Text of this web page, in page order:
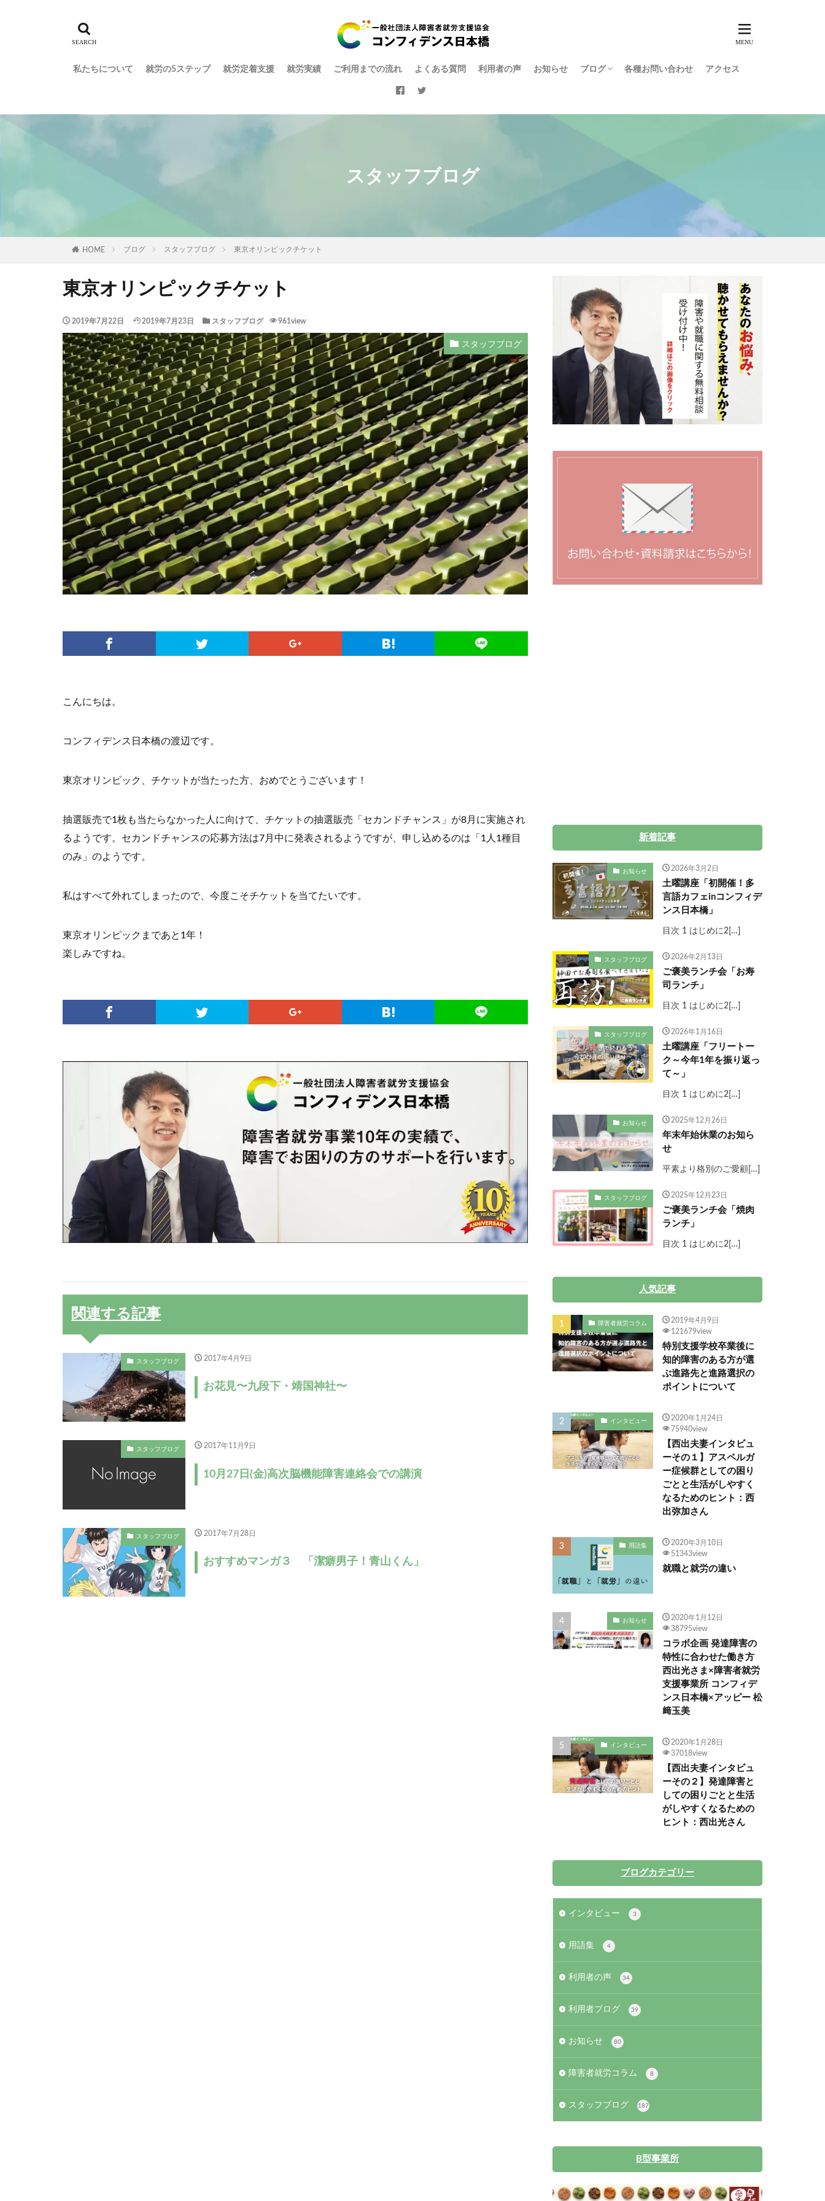
私たちについて 就労の5ステップ 就労定着支援 就労実績 ご利用までの流れ よくある質問 利用者の声 お知らせ ブログ 各種お問い合わせ アクセス
スタッフブログ
HOME ブログ スタッフブログ 東京オリンピックチケット
東京オリンピックチケット
2019年7月22日 2019年7月23日 スタッフブログ 961view
スタッフブログ
こんにちは。
コンフィデンス日本橋の渡辺です。
東京オリンピック、チケットが当たった方、おめでとうございます！
抽選販売で1枚も当たらなかった人に向けて、チケットの抽選販売「セカンドチャンス」が8月に実施され
るようです。セカンドチャンスの応募方法は7月中に発表されるようですが、申し込めるのは「1人1種目
のみ」のようです。
私はすべて外れてしまったので、今度こそチケットを当てたいです。
東京オリンピックまであと1年！
楽しみですね。
関連する記事
スタッフブログ 2017年4月9日
お花見〜九段下・靖国神社〜
スタッフブログ 2017年11月9日
10月27日(金)高次脳機能障害連絡会での講演
スタッフブログ 2017年7月28日
おすすめマンガ３ 「潔癖男子！青山くん」
新着記事
お知らせ 2026年3月2日
土曜講座「初開催！多
言語カフェinコンフィデ
ンス日本橋」
目次 1 はじめに2[…]
スタッフブログ 2026年2月13日
ご褒美ランチ会「お寿
司ランチ」
目次 1 はじめに2[…]
スタッフブログ 2026年1月16日
土曜講座「フリートー
ク～今年1年を振り返っ
て～」
目次 1 はじめに2[…]
お知らせ 2025年12月26日
年末年始休業のお知ら
せ
平素より格別のご愛顧[…]
スタッフブログ 2025年12月23日
ご褒美ランチ会「焼肉
ランチ」
目次 1 はじめに2[…]
人気記事
障害者就労コラム
2019年4月9日
121679view
特別支援学校卒業後に
知的障害のある方が選
ぶ進路先と進路選択の
ポイントについて
インタビュー
2020年1月24日
75940view
【西出夫妻インタビュ
ーその１】アスペルガ
ー症候群としての困り
ごとと生活がしやすく
なるためのヒント：西
出弥加さん
用語集
2020年3月10日
51343view
就職と就労の違い
お知らせ
2020年1月12日
38795view
コラボ企画 発達障害の
特性に合わせた働き方
西出光さま×障害者就労
支援事業所 コンフィデ
ンス日本橋×アッピー 松
﨑玉美
インタビュー
2020年1月28日
37018view
【西出夫妻インタビュ
ーその２】発達障害と
しての困りごとと生活
がしやすくなるための
ヒント：西出光さん
ブログカテゴリー
インタビュー 3
用語集 4
利用者の声 34
利用者ブログ 39
お知らせ 80
障害者就労コラム 8
スタッフブログ 187
B型事業所